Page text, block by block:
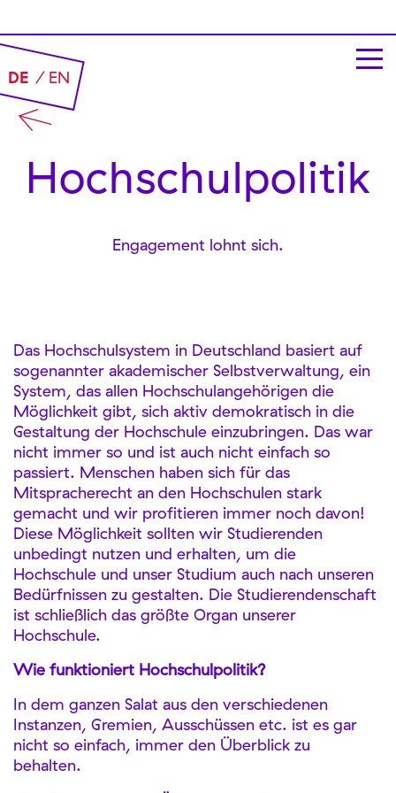
DE EN
Hochschul­politik
Engagement lohnt sich.
Das Hochschulsystem in Deutschland basiert auf
sogenannter akademischer Selbstverwaltung, ein
System, das allen Hochschulangehörigen die
Möglichkeit gibt, sich aktiv demokratisch in die
Gestaltung der Hochschule einzubringen. Das war
nicht immer so und ist auch nicht einfach so
passiert. Menschen haben sich für das
Mitspracherecht an den Hochschulen stark
gemacht und wir profitieren immer noch davon!
Diese Möglichkeit sollten wir Studierenden
unbedingt nutzen und erhalten, um die
Hochschule und unser Studium auch nach unseren
Bedürfnissen zu gestalten. Die Studierendenschaft
ist schließlich das größte Organ unserer
Hochschule.
Wie funktioniert Hochschulpolitik?
In dem ganzen Salat aus den verschiedenen
Instanzen, Gremien, Ausschüssen etc. ist es gar
nicht so einfach, immer den Überblick zu
behalten.